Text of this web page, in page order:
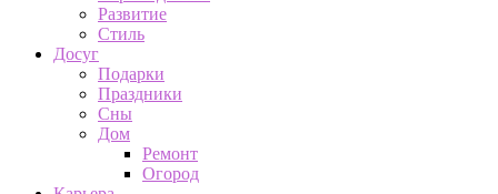
Развитие
Стиль
Досуг
Подарки
Праздники
Сны
Дом
Ремонт
Огород